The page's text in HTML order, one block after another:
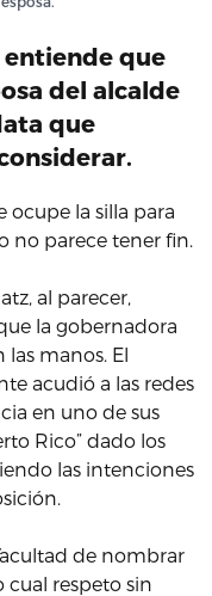
entiende que
del alcalde
que
ocupe la silla para
no parece tener fin.
al parecer,
la gobernadora
manos. El
acudió a las redes
en uno de sus
Rico” dado los
las intenciones
de nombrar
cual respeto sin